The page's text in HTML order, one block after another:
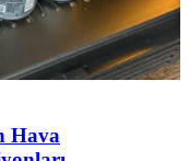
Hava